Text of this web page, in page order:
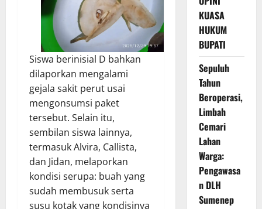
Siswa berinisial D bahkan
dilaporkan mengalami
gejala sakit perut usai
mengonsumsi paket
tersebut. Selain itu,
sembilan siswa lainnya,
termasuk Alvira, Callista,
dan Jidan, melaporkan
kondisi serupa: buah yang
sudah membusuk serta
susu kotak yang kondisinya
KUASA
HUKUM
BUPATI
Sepuluh
Tahun
Beroperasi,
Limbah
Cemari
Lahan
Warga:
Pengawasa
n DLH
Sumenep